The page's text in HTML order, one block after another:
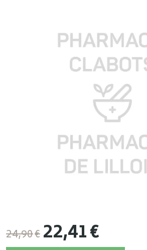
24,90€22,41€